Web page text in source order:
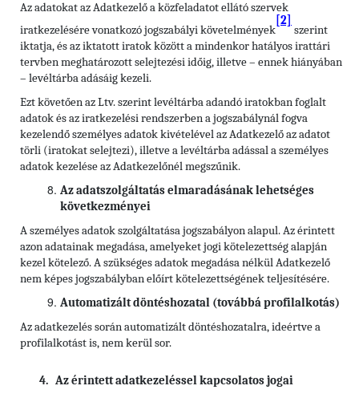
Az adatokat az Adatkezelő a közfeladatot ellátó szervek
iratkezelésére vonatkozó jogszabályi követelmények
[2]
szerint
iktatja, és az iktatott iratok között a mindenkor hatályos irattári
tervben meghatározott selejtezési időig, illetve – ennek hiányában
– levéltárba adásáig kezeli.
Ezt követően az Ltv. szerint levéltárba adandó iratokban foglalt
adatok és az iratkezelési rendszerben a jogszabálynál fogva
kezelendő személyes adatok kivételével az Adatkezelő az adatot
törli (iratokat selejtezi), illetve a levéltárba adással a személyes
adatok kezelése az Adatkezelőnél megszűnik.
Az adatszolgáltatás elmaradásának lehetséges
következményei
A személyes adatok szolgáltatása jogszabályon alapul. Az érintett
azon adatainak megadása, amelyeket jogi kötelezettség alapján
kezel kötelező. A szükséges adatok megadása nélkül Adatkezelő
nem képes jogszabályban előírt kötelezettségének teljesítésére.
Automatizált döntéshozatal (továbbá profilalkotás)
Az adatkezelés során automatizált döntéshozatalra, ideértve a
profilalkotást is, nem kerül sor.
4. Az érintett adatkezeléssel kapcsolatos jogai